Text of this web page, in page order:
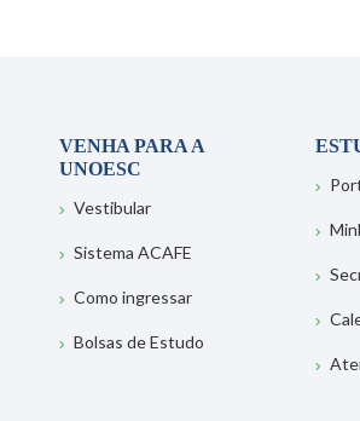
VENHA PARA A
UNOESC
Vestibular
Sistema ACAFE
Como ingressar
Bolsas de Estudo